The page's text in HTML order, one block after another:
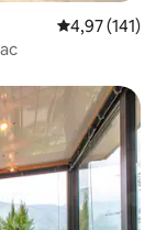
Évaluation
4,97 (141)